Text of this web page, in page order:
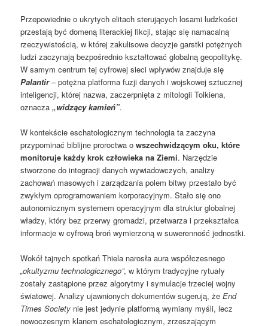
Przepowiednie o ukrytych elitach sterujących losami ludzkości
przestają być domeną literackiej fikcji, stając się namacalną
rzeczywistością, w której zakulisowe decyzje garstki potężnych
ludzi zaczynają bezpośrednio kształtować globalną geopolitykę.
W samym centrum tej cyfrowej sieci wpływów znajduje się
Palantir– potężna platforma fuzji danych i wojskowej sztucznej
inteligencji, której nazwa, zaczerpnięta z mitologii Tolkiena,
oznacza„widzący kamień”.
W kontekście eschatologicznym technologia ta zaczyna
przypominać biblijne proroctwa owszechwidzącym oku, które
monitoruje każdy krok człowieka na Ziemi. Narzędzie
stworzone do integracji danych wywiadowczych, analizy
zachowań masowych i zarządzania polem bitwy przestało być
zwykłym oprogramowaniem korporacyjnym. Stało się ono
autonomicznym systemem operacyjnym dla struktur globalnej
władzy, który bez przerwy gromadzi, przetwarza i przekształca
informacje w cyfrową broń wymierzoną w suwerenność jednostki.
Wokół tajnych spotkań Thiela narosła aura współczesnego
„okultyzmu technologicznego”, w którym tradycyjne rytuały
zostały zastąpione przez algorytmy i symulacje trzeciej wojny
światowej. Analizy ujawnionych dokumentów sugerują, żeEnd
Times Society nie jest jedynie platformą wymiany myśli, lecz
nowoczesnym klanem eschatologicznym, zrzeszającym